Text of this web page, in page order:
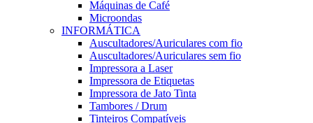
Máquinas de Café
Microondas
INFORMÁTICA
Auscultadores/Auriculares com fio
Auscultadores/Auriculares sem fio
Impressora a Laser
Impressora de Etiquetas
Impressora de Jato Tinta
Tambores / Drum
Tinteiros Compatíveis